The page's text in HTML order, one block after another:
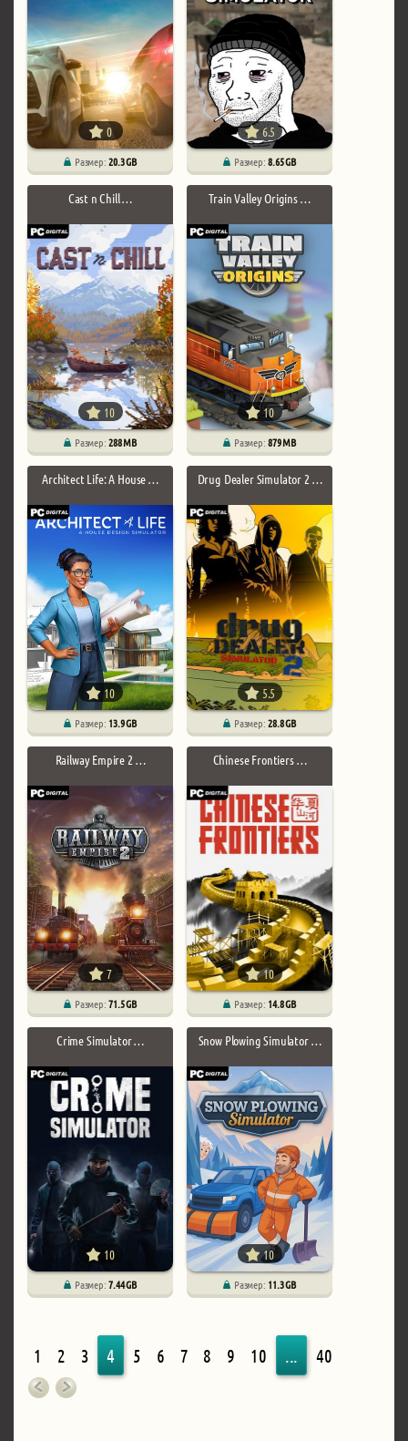
0
Размер:20.3 GB
6.5
Размер:8.65 GB
Cast n Chill …
10
Размер:288 MB
Train Valley Origins …
10
Размер:879 MB
Architect Life: A House …
10
Размер: 13.9 GB
Drug Dealer Simulator 2 …
5.5
Размер:28.8 GB
Railway Empire 2 …
7
Размер:71.5 GB
Chinese Frontiers …
10
Размер: 14.8 GB
Crime Simulator …
10
Размер:7.44 GB
Snow Plowing Simulator …
10
Размер: 11.3 GB
1 2 3 4 5 6 7 8 9 10 ... 40